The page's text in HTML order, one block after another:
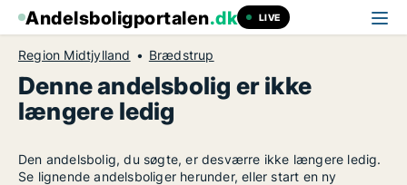
Andelsboligportalen.dk LIVE
Region Midtjylland Brædstrup
Denne andelsbolig er ikke
længere ledig
Den andelsbolig, du søgte, er desværre ikke længere ledig.
Se lignende andelsboliger herunder, eller start en ny